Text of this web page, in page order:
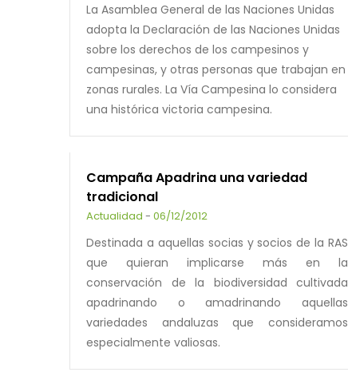
La Asamblea General de las Naciones Unidas
adopta la Declaración de las Naciones Unidas
sobre los derechos de los campesinos y
campesinas, y otras personas que trabajan en
zonas rurales. La Vía Campesina lo considera
una histórica victoria campesina.
Campaña Apadrina una variedad
tradicional
Actualidad - 06/12/2012
Destinada a aquellas socias y socios de la RAS
que quieran implicarse más en la
conservación de la biodiversidad cultivada
apadrinando o amadrinando aquellas
variedades andaluzas que consideramos
especialmente valiosas.